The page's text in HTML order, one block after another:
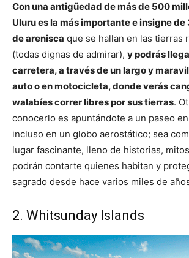
Con una antigüedad de más de 500
Uluru es la más importante e insigne
de arenisca que se hallan en las tierras
(todas dignas de admirar), y podrás
carretera, a través de un largo y
auto o en motocicleta, donde verás
walabíes correr libres por sus tierras.
conocerlo es apuntándote a un paseo
incluso en un globo aerostático; sea
lugar fascinante, lleno de historias,
podrán contarte quienes habitan y
sagrado desde hace varios miles de
2. Whitsunday Islands